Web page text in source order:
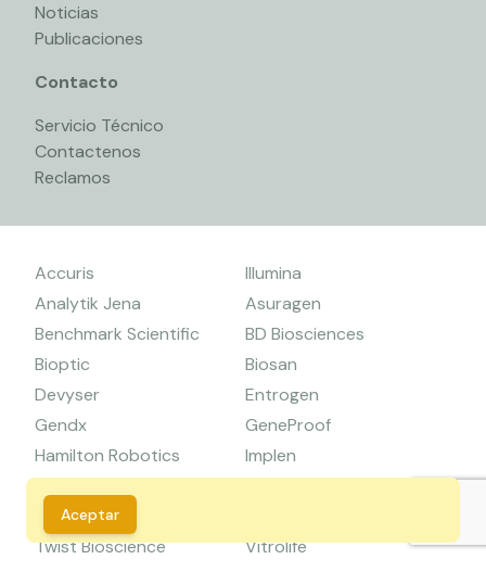
Noticias
Publicaciones
Contacto
Servicio Técnico
Contactenos
Reclamos
Accuris
Illumina
Analytik Jena
Asuragen
Benchmark Scientific
BD Biosciences
Bioptic
Biosan
Devyser
Entrogen
Gendx
GeneProof
Hamilton Robotics
Implen
Tanbead
Twist Bioscience
Vitrolife
Aceptar